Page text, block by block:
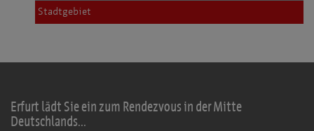
Stadtgebiet
Erfurt lädt Sie ein zum Rendezvous in der Mitte
Deutschlands...